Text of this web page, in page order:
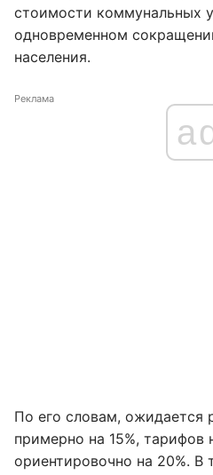
стоимости коммунальных
одновременном
населения.
Реклама
По его словам, ожидается
примерно на 15%, тарифов
ориентировочно на 20%.